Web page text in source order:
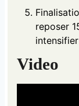
reposer
Video